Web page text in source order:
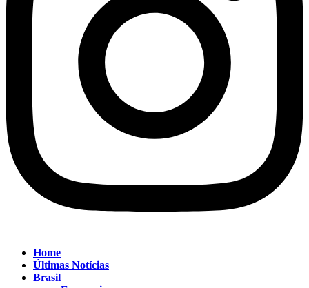
Home
Últimas Notícias
Brasil